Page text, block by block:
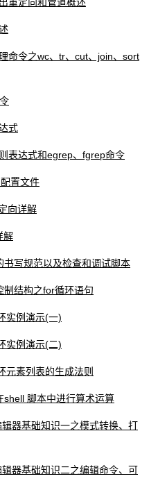
令之wc、tr、cut、join、sort
式
达式和egrep、fgrep命令
置文件
向详解
解
写规范以及检查和调试脚本
结构之for循环语句
例演示(一)
例演示(二)
素列表的生成法则
脚本中进行算术运算
器基础知识一之模式转换、打
器基础知识二之编辑命令、可